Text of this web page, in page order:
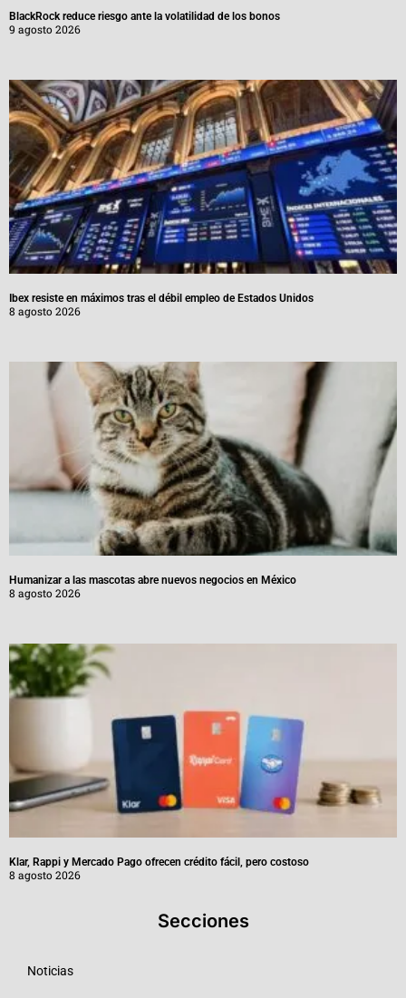
BlackRock reduce riesgo ante la volatilidad de los bonos
9 agosto 2026
Ibex resiste en máximos tras el débil empleo de Estados Unidos
8 agosto 2026
Humanizar a las mascotas abre nuevos negocios en México
8 agosto 2026
Klar, Rappi y Mercado Pago ofrecen crédito fácil, pero costoso
8 agosto 2026
Secciones
Noticias